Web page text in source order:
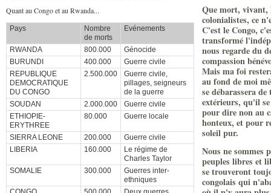
Quant au Congo et au Rwanda...
Pays
Nombre
de morts
Evénements
RWANDA 800.000
Génocide
BURUNDI
400.000
Guerre civile
REPUBLIQUE
DEMOCRATIQUE
DU CONGO
2.500.000
Guerre civile,
pillages, seigneurs
de la guerre
SOUDAN
2.000.000
Guerre civile
ETHIOPIE-
ERYTHREE
80.000 Guerre locale
SIERRA LEONE 200.000
Guerre civile
LIBERIA
160.000
Le régime de
Charles Taylor
SOMALIE
300.000
Guerres inter-
ethniques
Que mort, vivant,
colonialistes, ce
C'est le Congo,
transformé
nous regarde du
compassion
Mais ma foi
au fond de moi
se débarassera
extérieurs, qu'il
pour dire non au
honteux, et pour
soleil pur.
Nous ne sommes
peuples libres et
se trouveront
congolais qui